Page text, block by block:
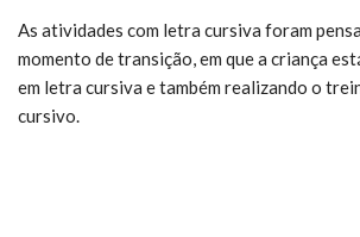
As atividades com letra cursiva foram
momento de transição, em que a criança
em letra cursiva e também realizando o
cursivo.